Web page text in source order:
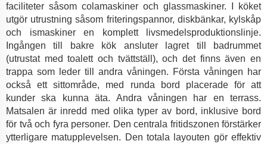
faciliteter såsom colamaskiner och glassmaskiner. I köket
utgör utrustning såsom friteringspannor, diskbänkar, kylskåp
och ismaskiner en komplett livsmedelsproduktionslinje.
Ingången till bakre kök ansluter lagret till badrummet
(utrustat med toalett och tvättställ), och det finns även en
trappa som leder till andra våningen. Första våningen har
också ett sittområde, med runda bord placerade för att
kunder ska kunna äta. Andra våningen har en terrass.
Matsalen är inredd med olika typer av bord, inklusive bord
för två och fyra personer. Den centrala fritidszonen förstärker
ytterligare matupplevelsen. Den totala layouten gör effektiv